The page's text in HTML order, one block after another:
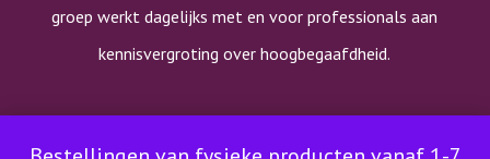
groep werkt dagelijks met en voor professionals aan
kennisvergroting over hoogbegaafdheid.